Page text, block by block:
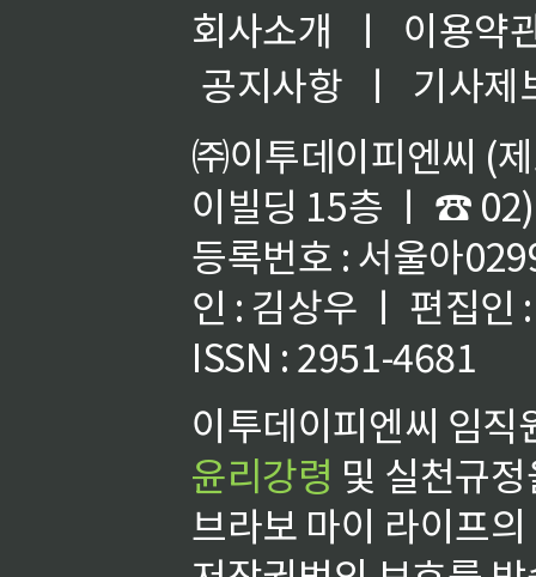
회사소개 ㅣ
이용약
공지사항
ㅣ
기사제
㈜이투데이피엔씨 (
이빌딩 15층 ㅣ ☎
등록번호 : 서울아
인 : 김상우 ㅣ 편집인
ISSN : 2951-4681
이투데이피엔씨 임
윤리강령 및 실천규
브라보 마이 라이프